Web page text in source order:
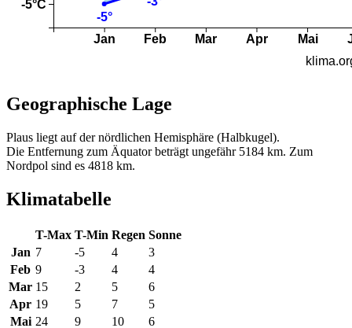
Geographische Lage
Plaus liegt auf der nördlichen Hemisphäre (Halbkugel).
Die Entfernung zum Äquator beträgt ungefähr 5184 km. Zum
Nordpol sind es 4818 km.
Klimatabelle
T-Max T-Min Regen Sonne
Jan 7 -5 4
3
Feb 9 -3 4
4
Mar 15 2 5
6
Apr 19 5 7
5
Mai 24 9 10 6